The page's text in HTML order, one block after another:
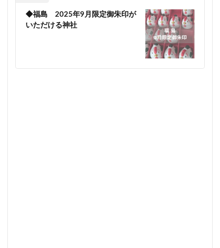
◆福島 2025年9月限定御朱印が
いただける神社